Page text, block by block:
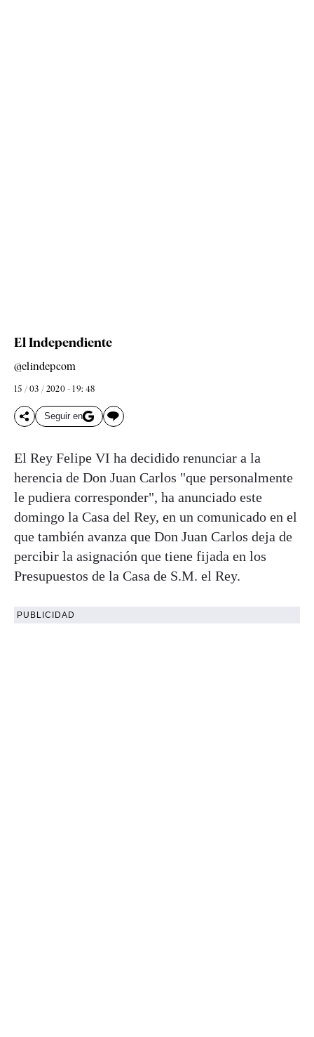
El Independiente
@elindepcom
15 / 03 / 2020 - 19: 48
Seguir en
El Rey Felipe VI ha decidido renunciar a la
herencia de Don Juan Carlos "que personalmente
le pudiera corresponder", ha anunciado este
domingo la Casa del Rey, en un comunicado en el
que también avanza que Don Juan Carlos deja de
percibir la asignación que tiene fijada en los
Presupuestos de la Casa de S.M. el Rey.
PUBLICIDAD